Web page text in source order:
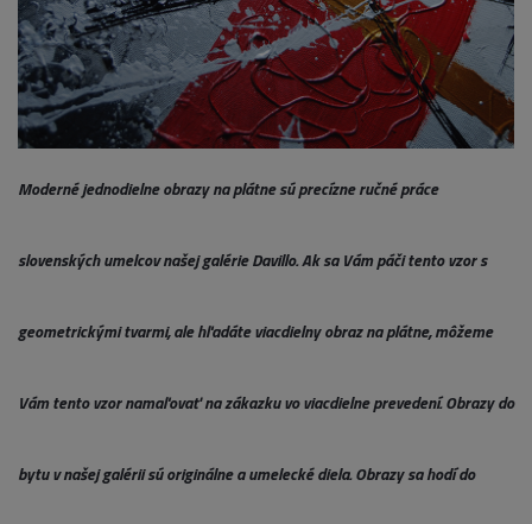
Moderné jednodielne obrazy na plátne sú precízne ručné práce
slovenských umelcov našej galérie Davillo. Ak sa Vám páči tento vzor s
geometrickými tvarmi, ale hľadáte viacdielny obraz na plátne, môžeme
Vám tento vzor namaľovať na zákazku vo viacdielne prevedení. Obrazy do
bytu v našej galérii sú originálne a umelecké diela. Obrazy sa hodí do